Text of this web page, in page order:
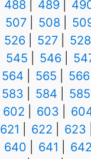
488 489
507 508
526 527
528
545 546
564 565
566
583 584
585
602 603
621 622
623
640 641